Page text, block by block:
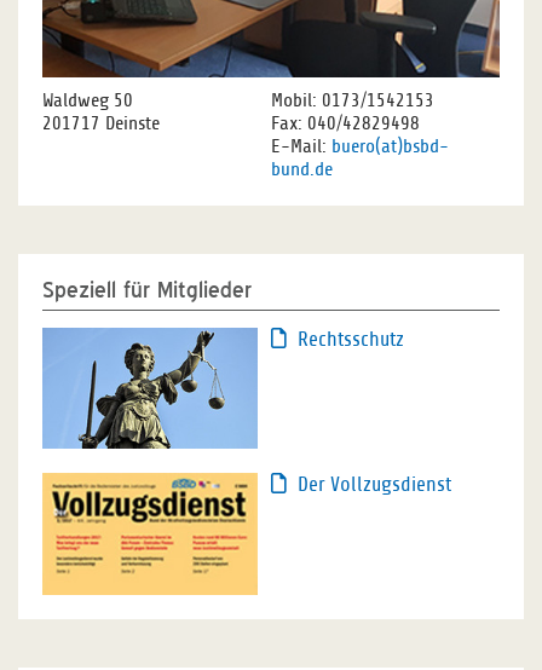
Waldweg 50
201717 Deinste
Mobil: 0173/1542153
Fax: 040/42829498
E-Mail: buero(at)bsbd-
bund.de
Speziell für Mitglieder
Rechtsschutz
Der Vollzugsdienst